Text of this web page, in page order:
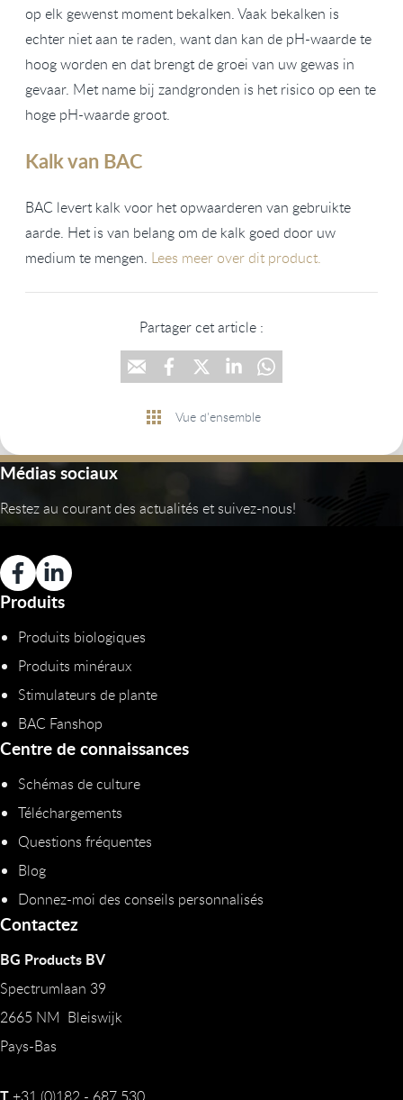
op elk gewenst moment bekalken. Vaak bekalken is
echter niet aan te raden, want dan kan de pH-waarde te
hoog worden en dat brengt de groei van uw gewas in
gevaar. Met name bij zandgronden is het risico op een te
hoge pH-waarde groot.
Kalk van BAC
BAC levert kalk voor het opwaarderen van gebruikte
aarde. Het is van belang om de kalk goed door uw
medium te mengen. Lees meer over dit product.
Partager cet article :
Vue d'ensemble
Médias sociaux
Restez au courant des actualités et suivez-nous!
Produits
Produits biologiques
Produits minéraux
Stimulateurs de plante
BAC Fanshop
Centre de connaissances
Schémas de culture
Téléchargements
Questions fréquentes
Blog
Donnez-moi des conseils personnalisés
Contactez
BG Products BV
Spectrumlaan 39
2665 NM Bleiswijk
Pays-Bas